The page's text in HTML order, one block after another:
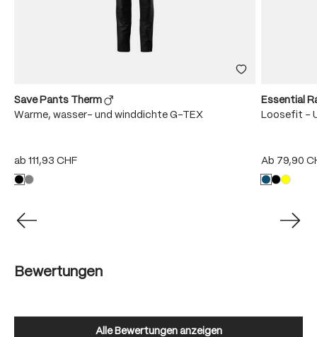
Save Pants Therm
Warme, wasser- und winddichte G-TEX
ab 111,93 CHF
Essential
Loosefit -
Ab 79,90
Bewertungen
Alle Bewertungen anzeigen